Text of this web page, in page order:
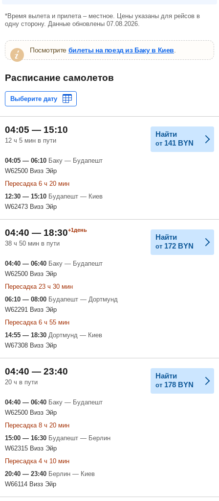
*Время вылета и прилета – местное. Цены указаны для рейсов в
одну сторону. Данные обновлены 07.08.2026.
Посмотрите билеты на поезд из Баку в Киев
Расписание самолетов
04:05 — 15:10
12 ч 5 мин в пути
Найти
от 141 BYN
04:05 — 06:10 Баку — Будапешт
W62500 Визз Эйр
Пересадка 6 ч 20 мин
12:30 — 15:10 Будапешт — Киев
W62473 Визз Эйр
04:40 — 18:30+1день
38 ч 50 мин в пути
Найти
от 172 BYN
04:40 — 06:40 Баку — Будапешт
W62500 Визз Эйр
Пересадка 23 ч 30 мин
06:10 — 08:00 Будапешт — Дортмунд
W62291 Визз Эйр
Пересадка 6 ч 55 мин
14:55 — 18:30 Дортмунд — Киев
W67308 Визз Эйр
04:40 — 23:40
20 ч в пути
Найти
от 178 BYN
04:40 — 06:40 Баку — Будапешт
W62500 Визз Эйр
Пересадка 8 ч 20 мин
15:00 — 16:30 Будапешт — Берлин
W62315 Визз Эйр
Пересадка 4 ч 10 мин
20:40 — 23:40 Берлин — Киев
W66114 Визз Эйр